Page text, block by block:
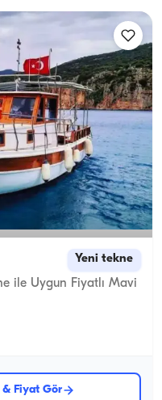
Yeni tekne
ile Uygun Fiyatlı Mavi
Fiyat Gör